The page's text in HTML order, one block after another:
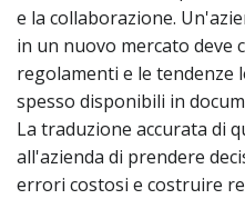
e la collaborazione.
in un nuovo mercato deve
regolamenti e le tendenze
spesso disponibili in
La traduzione accurata di
all'azienda di prendere
errori costosi e costruire